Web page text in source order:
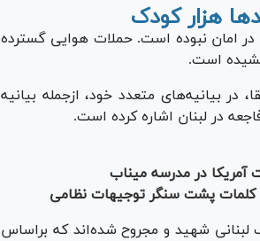
هزار کودک
در امان نبوده است. حملات هوایی گسترده
است.
در بیانیه‌های متعدد خود، ازجمله بیانیه
در لبنان اشاره کرده است.
آمریکا در مدرسه میناب
کلمات پشت سنگر توجیهات نظامی
لبنانی شهید و مجروح شده‌اند که براساس